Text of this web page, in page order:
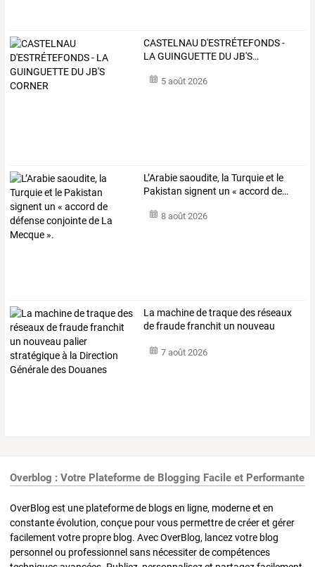
CASTELNAU D'ESTRÉTEFONDS-
LAGUINGUETTE DUJB'S…
5 août 2026
L’Arabiesaoudite, la Turquieet le
Pakistan signent un « accord de…
8 août 2026
La machinedetraquedes réseaux
defraudefranchit un nouveau
7 août 2026
Overblog : Votre Plateforme de Blogging Facile et Performante
OverBlog est une plateforme de blogs en ligne, moderne et en
constante évolution, conçue pour vous permettre de créer et gérer
facilement votre propre blog. Avec OverBlog, lancez votre blog
personnel ou professionnel sans nécessiter de compétences